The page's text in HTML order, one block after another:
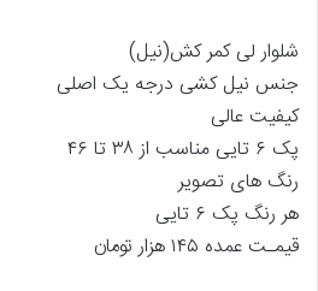
شلوار لی کمر کش(نیل)
جنس نیل کشی درجه یک اصلی
کیفیت عالی
پک ۶ تایی مناسب از ۳۸ تا ۴۶
رنگ های تصویر
هر رنگ پک ۶ تایی
قیمـت عمده ۱۴۵ هزار تومان